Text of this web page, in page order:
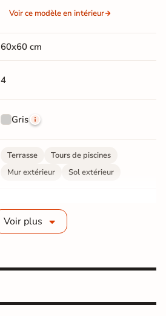
Voir ce modèle en intérieur
60x60 cm
4
Gris
Terrasse
Tours de piscines
Mur extérieur
Sol extérieur
10 mm
C
Voir plus